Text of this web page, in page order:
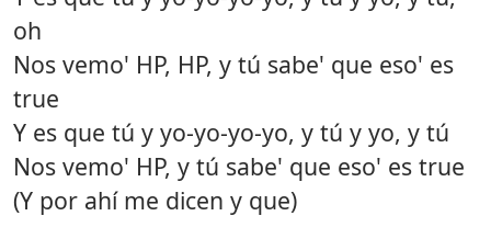
oh
Nos vemo' HP, HP, y tú sabe' que eso' es
true
Y es que tú y yo-yo-yo-yo, y tú y yo, y tú
Nos vemo' HP, y tú sabe' que eso' es true
(Y por ahí me dicen y que)